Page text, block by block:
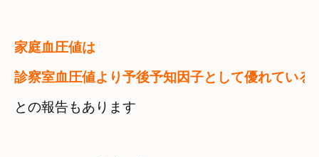
家庭血圧値は
診察室血圧値より予後予知因子として優れている
との報告もあります